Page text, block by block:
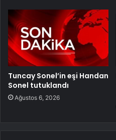
Tuncay Sonel’in eşi Handan
Sonel tutuklandı
Ağustos 6, 2026